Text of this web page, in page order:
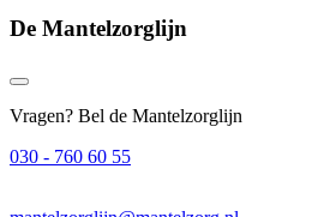
De Mantelzorglijn
Vragen? Bel de Mantelzorglijn
030 - 760 60 55